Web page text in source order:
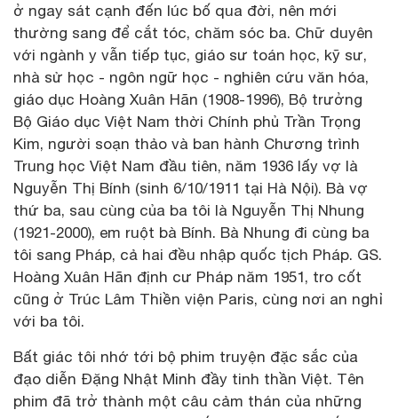
ở ngay sát cạnh đến lúc bố qua đời, nên mới
thường sang để cắt tóc, chăm sóc ba. Chữ duyên
với ngành y vẫn tiếp tục, giáo sư toán học, kỹ sư,
nhà sử học - ngôn ngữ học - nghiên cứu văn hóa,
giáo dục Hoàng Xuân Hãn (1908-1996), Bộ trưởng
Bộ Giáo dục Việt Nam thời Chính phủ Trần Trọng
Kim, người soạn thảo và ban hành Chương trình
Trung học Việt Nam đầu tiên, năm 1936 lấy vợ là
Nguyễn Thị Bính (sinh 6/10/1911 tại Hà Nội). Bà vợ
thứ ba, sau cùng của ba tôi là Nguyễn Thị Nhung
(1921-2000), em ruột bà Bính. Bà Nhung đi cùng ba
tôi sang Pháp, cả hai đều nhập quốc tịch Pháp. GS.
Hoàng Xuân Hãn định cư Pháp năm 1951, tro cốt
cũng ở Trúc Lâm Thiền viện Paris, cùng nơi an nghỉ
với ba tôi.
Bất giác tôi nhớ tới bộ phim truyện đặc sắc của
đạo diễn Đặng Nhật Minh đầy tinh thần Việt. Tên
phim đã trở thành một câu cảm thán của những